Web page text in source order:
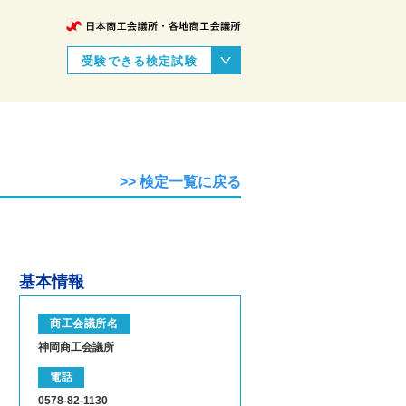
受験できる検定試験
>> 検定一覧に戻る
基本情報
商工会議所名
神岡商工会議所
電話
0578-82-1130